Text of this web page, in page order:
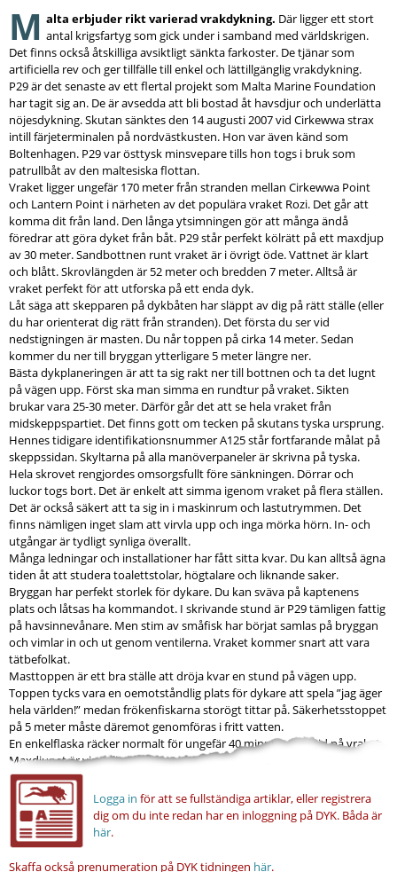
M alta erbjuder rikt varierad vrakdykning. Där ligger ett stort
antal krigsfartyg som gick under i samband med världskrigen.
Det finns också åtskilliga avsiktligt sänkta farkoster. De tjänar som
artificiella rev och ger tillfälle till enkel och lättillgänglig vrakdykning.
P29 är det senaste av ett flertal projekt som Malta Marine Foundation
har tagit sig an. De är avsedda att bli bostad åt havsdjur och underlätta
nöjesdykning. Skutan sänktes den 14 augusti 2007 vid Cirkewwa strax
intill färjeterminalen på nordvästkusten. Hon var även känd som
Boltenhagen. P29 var östtysk minsvepare tills hon togs i bruk som
patrullbåt av den maltesiska flottan.
Vraket ligger ungefär 170 meter från stranden mellan Cirkewwa Point
och Lantern Point i närheten av det populära vraket Rozi. Det går att
komma dit från land. Den långa ytsimningen gör att många ändå
föredrar att göra dyket från båt. P29 står perfekt kölrätt på ett maxdjup
av 30 meter. Sandbottnen runt vraket är i övrigt öde. Vattnet är klart
och blått. Skrovlängden är 52 meter och bredden 7 meter. Alltså är
vraket perfekt för att utforska på ett enda dyk.
Låt säga att skepparen på dykbåten har släppt av dig på rätt ställe (eller
du har orienterat dig rätt från stranden). Det första du ser vid
nedstigningen är masten. Du når toppen på cirka 14 meter. Sedan
kommer du ner till bryggan ytterligare 5 meter längre ner.
Bästa dykplaneringen är att ta sig rakt ner till bottnen och ta det lugnt
på vägen upp. Först ska man simma en rundtur på vraket. Sikten
brukar vara 25-30 meter. Därför går det att se hela vraket från
midskeppspartiet. Det finns gott om tecken på skutans tyska ursprung.
Hennes tidigare identifikationsnummer A125 står fortfarande målat på
skeppssidan. Skyltarna på alla manöverpaneler är skrivna på tyska.
Hela skrovet rengjordes omsorgsfullt före sänkningen. Dörrar och
luckor togs bort. Det är enkelt att simma igenom vraket på flera ställen.
Det är också säkert att ta sig in i maskinrum och lastutrymmen. Det
finns nämligen inget slam att virvla upp och inga mörka hörn. In- och
utgångar är tydligt synliga överallt.
Många ledningar och installationer har fått sitta kvar. Du kan alltså ägna
tiden åt att studera toalettstolar, högtalare och liknande saker.
Bryggan har perfekt storlek för dykare. Du kan sväva på kaptenens
plats och låtsas ha kommandot. I skrivande stund är P29 tämligen fattig
på havsinnevånare. Men stim av småfisk har börjat samlas på bryggan
och vimlar in och ut genom ventilerna. Vraket kommer snart att vara
tätbefolkat.
Masttoppen är ett bra ställe att dröja kvar en stund på vägen upp.
Toppen tycks vara en oemotståndlig plats för dykare att spela ”jag äger
hela världen!” medan frökenfiskarna storögt tittar på. Säkerhetsstoppet
på 5 meter måste däremot genomföras i fritt vatten.
En enkelflaska räcker normalt för ungefär 40 minuters dyktid på vraket.
Maxdjupet är visserligen 30 meter. Men dyket är ett typiskt...
Logga in för att se fullständiga artiklar, eller registrera
dig om du inte redan har en inloggning på DYK. Båda är
här.
Skaffa också prenumeration på DYK tidningen här.